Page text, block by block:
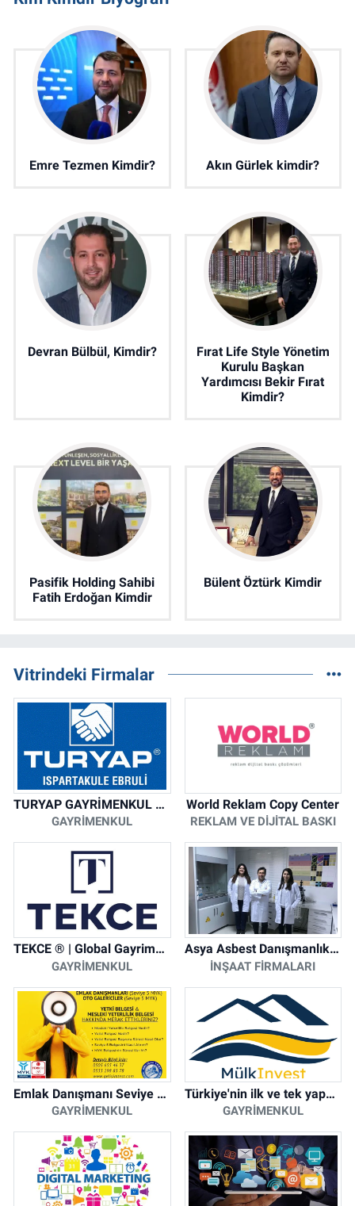
Emre Tezmen Kimdir? Akın Gürlek kimdir?
Devran Bülbül, Kimdir?
Fırat Life Style Yönetim
Kurulu Başkan
Yardımcısı Bekir Fırat
Kimdir?
Pasifik Holding Sahibi
Fatih Erdoğan Kimdir
Bülent Öztürk Kimdir
Vitrindeki Firmalar
TURYAP GAYRİMENKUL DANIŞMANLIK HİZMETLERİ
GAYRIMENKUL
World Reklam Copy Center
REKLAM VE DIJITAL BASKI
TEKCE ® | Global Gayrimenkul Şirketi
GAYRIMENKUL
Asya Asbest Danışmanlık - Asbest Söküm ve Asbest Raporu
İNŞAAT FIRMALARI
Emlak Danışmanı Seviye 5 Mesleki Yeterlilik Belgesi
GAYRIMENKUL
Türkiye'nin ilk ve tek yapay zeka destekli arsa ilan platformu
GAYRIMENKUL